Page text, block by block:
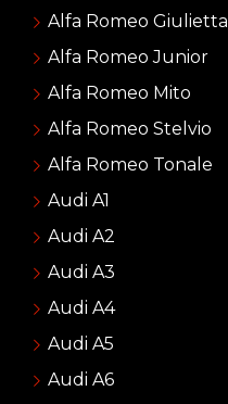
Alfa Romeo Giulietta
Alfa Romeo Junior
Alfa Romeo Mito
Alfa Romeo Stelvio
Alfa Romeo Tonale
Audi A1
Audi A2
Audi A3
Audi A4
Audi A5
Audi A6